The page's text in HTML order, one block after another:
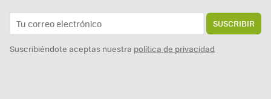
SUSCRIBIR
Suscribiéndote aceptas nuestra política de privacidad